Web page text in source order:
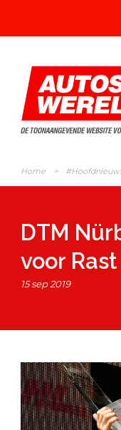
Home >
DTM
voor Rast
15 sep 2019